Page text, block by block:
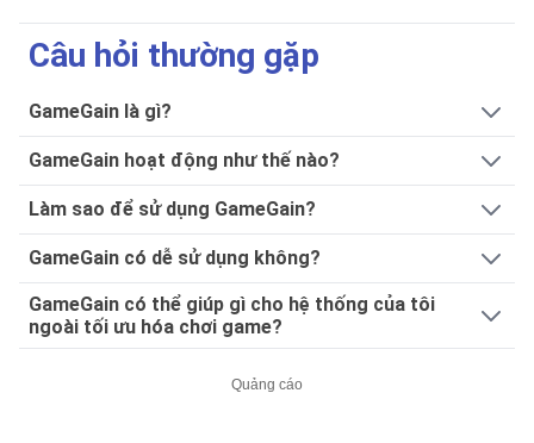
Câu hỏi thường gặp
GameGain là gì?
GameGain hoạt động như thế nào?
Làm sao để sử dụng GameGain?
GameGain có dễ sử dụng không?
GameGain có thể giúp gì cho hệ thống của tôi
ngoài tối ưu hóa chơi game?